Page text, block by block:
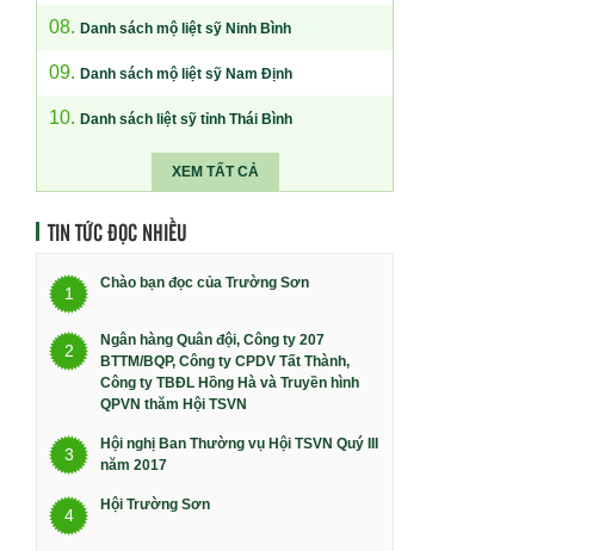
08. Danh sách mộ liệt sỹ Ninh Bình
09. Danh sách mộ liệt sỹ Nam Định
10. Danh sách liệt sỹ tỉnh Thái Bình
XEM TẤT CẢ
TIN TỨC ĐỌC NHIỀU
1
Chào bạn đọc của Trường Sơn
2
Ngân hàng Quân đội, Công ty 207
BTTM/BQP, Công ty CPDV Tất Thành,
Công ty TBĐL Hồng Hà và Truyền hình
QPVN thăm Hội TSVN
3
Hội nghị Ban Thường vụ Hội TSVN Quý III
năm 2017
4
Hội Trường Sơn